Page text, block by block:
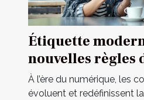
Étiquette
nouvelles règles
rencontres
À l’ère du numérique, les
évoluent et redéfinissent